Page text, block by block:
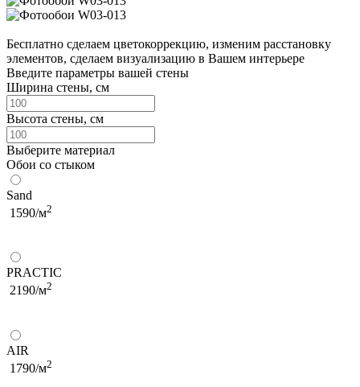
Бесплатно сделаем цветокоррекцию, изменим расстановку
элементов, сделаем визуализацию в Вашем интерьере
Введите параметры вашей стены
Ширина стены, см
Высота стены, см
Выберите материал
Обои со стыком
Sand
1590/м2
PRACTIC
2190/м2
AIR
1790/м2